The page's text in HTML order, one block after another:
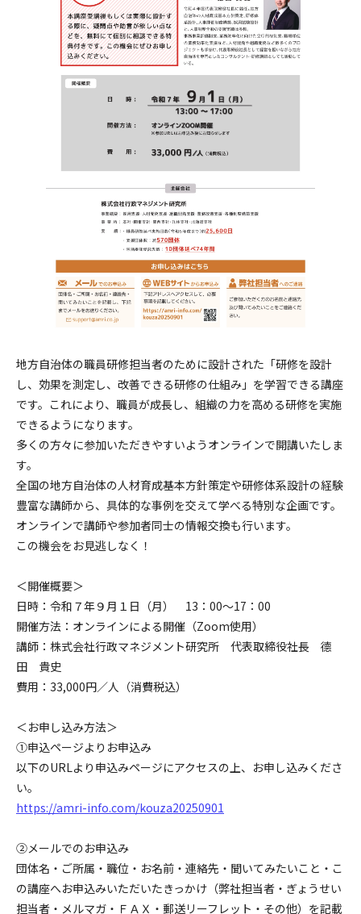
地方自治体の職員研修担当者のために設計された「研修を設計
し、効果を測定し、改善できる研修の仕組み」を学習できる講座
です。これにより、職員が成長し、組織の力を高める研修を実施
できるようになります。
多くの方々に参加いただきやすいようオンラインで開講いたしま
す。
全国の地方自治体の人材育成基本方針策定や研修体系設計の経験
豊富な講師から、具体的な事例を交えて学べる特別な企画です。
オンラインで講師や参加者同士の情報交換も行います。
この機会をお見逃しなく！
＜開催概要＞
日時：令和７年９月１日（月） 13：00～17：00
開催方法：オンラインによる開催（Zoom使用）
講師：株式会社行政マネジメント研究所 代表取締役社長 德
田 貴史
費用：33,000円／人（消費税込）
＜お申し込み方法＞
➀申込ページよりお申込み
以下のURLより申込みページにアクセスの上、お申し込みくださ
い。
https://amri-info.com/kouza20250901
②メールでのお申込み
団体名・ご所属・職位・お名前・連絡先・聞いてみたいこと・こ
の講座へお申込みいただいたきっかけ（弊社担当者・ぎょうせい
担当者・メルマガ・ＦＡＸ・郵送リーフレット・その他）を記載